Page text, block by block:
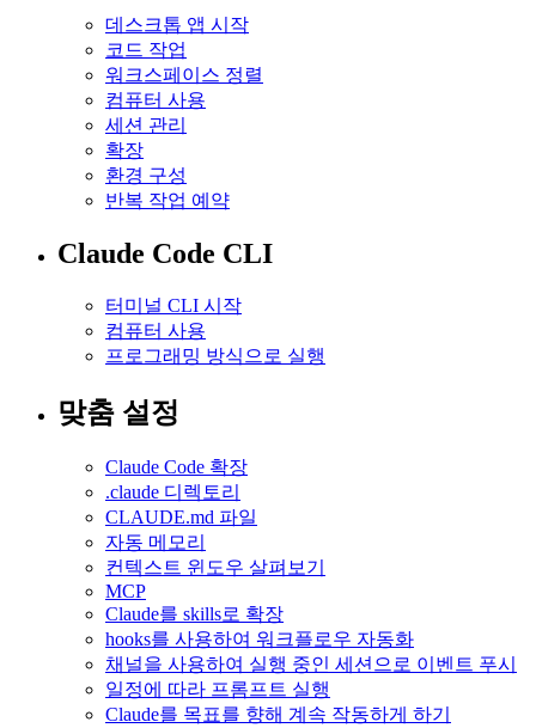
데스크톱 앱 시작
코드 작업
워크스페이스 정렬
컴퓨터 사용
세션 관리
확장
환경 구성
반복 작업 예약
Claude Code CLI
터미널 CLI 시작
컴퓨터 사용
프로그래밍 방식으로 실행
맞춤 설정
Claude Code 확장
.claude 디렉토리
CLAUDE.md 파일
자동 메모리
컨텍스트 윈도우 살펴보기
MCP
Claude를 skills로 확장
hooks를 사용하여 워크플로우 자동화
채널을 사용하여 실행 중인 세션으로 이벤트 푸시
일정에 따라 프롬프트 실행
Claude를 목표를 향해 계속 작동하게 하기